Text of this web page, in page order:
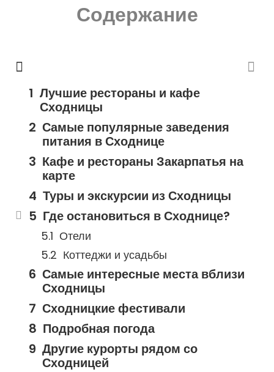
Содержание
Лучшие рестораны и кафе
Сходницы
Самые популярные заведения
питания в Сходнице
Кафе и рестораны Закарпатья на
карте
Туры и экскурсии из Сходницы
Где остановиться в Сходнице?
Отели
Коттеджи и усадьбы
Самые интересные места вблизи
Сходницы
Сходницкие фестивали
Подробная погода
Другие курорты рядом со
Сходницей